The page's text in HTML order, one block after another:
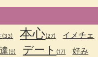
(33) 本心(27)
イメチェ
(9) デート (17)
好み